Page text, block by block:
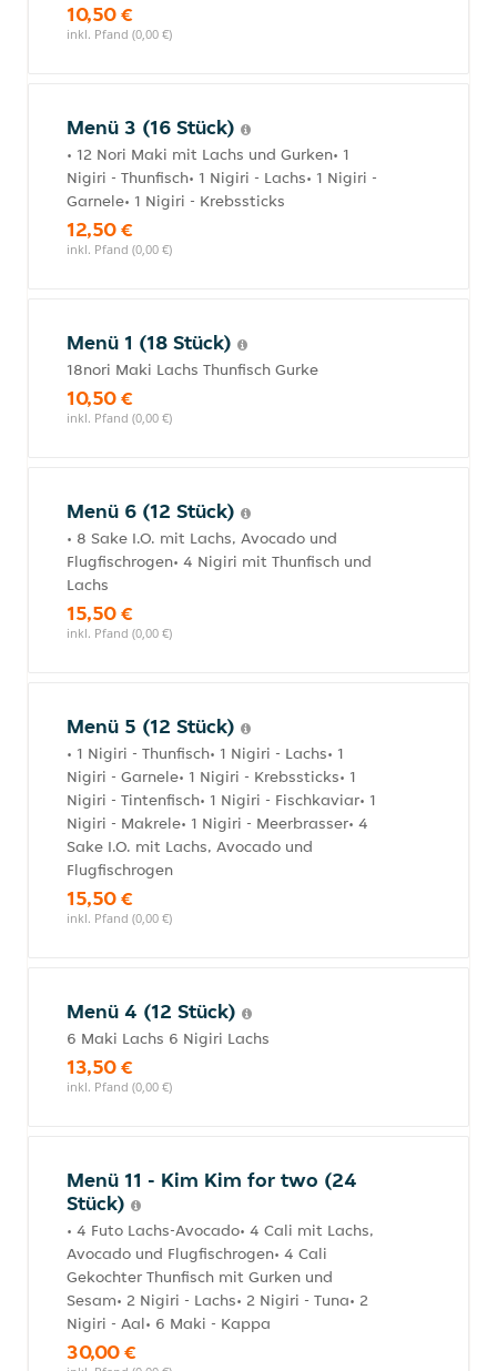
10,50 €
inkl. Pfand (0,00 €)
Menü 3 (16 Stück)
• 12 Nori Maki mit Lachs und Gurken• 1
Nigiri - Thunfisch• 1 Nigiri - Lachs• 1 Nigiri -
Garnele• 1 Nigiri - Krebssticks
12,50 €
inkl. Pfand (0,00 €)
Menü 1 (18 Stück)
18nori Maki Lachs Thunfisch Gurke
10,50 €
inkl. Pfand (0,00 €)
Menü 6 (12 Stück)
• 8 Sake I.O. mit Lachs, Avocado und
Flugfischrogen• 4 Nigiri mit Thunfisch und
Lachs
15,50 €
inkl. Pfand (0,00 €)
Menü 5 (12 Stück)
• 1 Nigiri - Thunfisch• 1 Nigiri - Lachs• 1
Nigiri - Garnele• 1 Nigiri - Krebssticks• 1
Nigiri - Tintenfisch• 1 Nigiri - Fischkaviar• 1
Nigiri - Makrele• 1 Nigiri - Meerbrasser• 4
Sake I.O. mit Lachs, Avocado und
Flugfischrogen
15,50 €
inkl. Pfand (0,00 €)
Menü 4 (12 Stück)
6 Maki Lachs 6 Nigiri Lachs
13,50 €
inkl. Pfand (0,00 €)
Menü 11 - Kim Kim for two (24
Stück)
• 4 Futo Lachs-Avocado• 4 Cali mit Lachs,
Avocado und Flugfischrogen• 4 Cali
Gekochter Thunfisch mit Gurken und
Sesam• 2 Nigiri - Lachs• 2 Nigiri - Tuna• 2
Nigiri - Aal• 6 Maki - Kappa
30,00 €